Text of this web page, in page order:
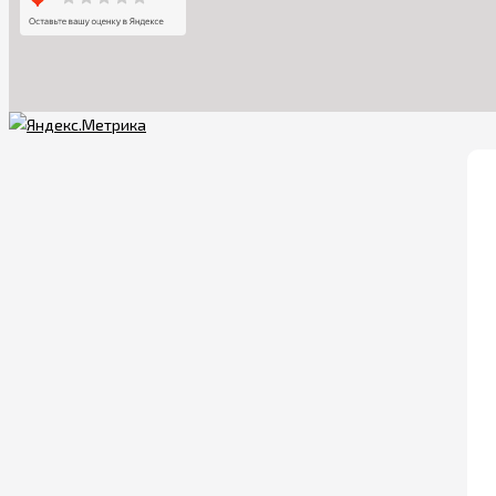
Изначально
личностных
самые
специального
столов и полок
Официальный сайт
подвижные игры и
как самому малышу,